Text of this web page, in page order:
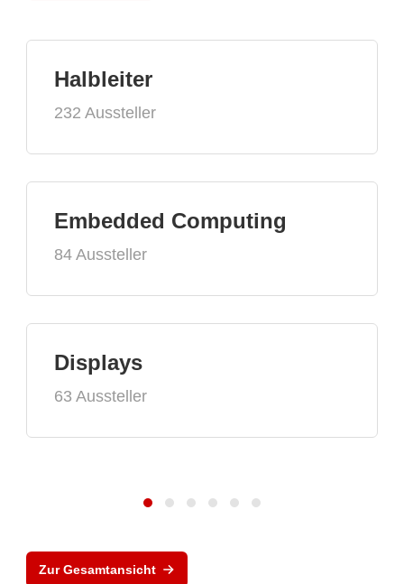
Halbleiter
232 Aussteller
Embedded Computing
84 Aussteller
Displays
63 Aussteller
Zur Gesamtansicht